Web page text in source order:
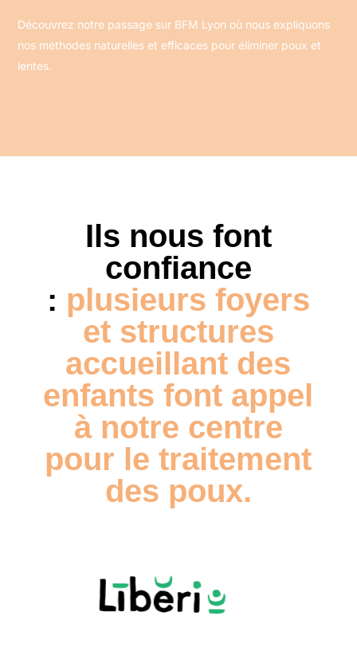
Découvrez notre passage sur BFM Lyon où nous expliquons
nos méthodes naturelles et efficaces pour éliminer poux et
lentes.
Ils nous font
confiance
: plusieurs foyers
et structures
accueillant des
enfants font appel
à notre centre
pour le traitement
des poux.